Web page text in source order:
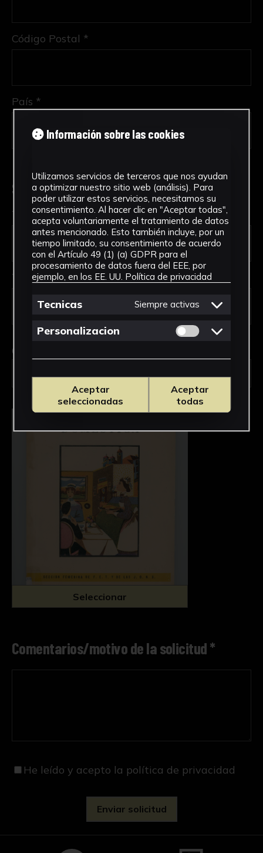
Código Postal *
País *
Solicitud de Servicio
Tipo de solicitud *
Tipo de uso *
Obra en la que está interesado/a
FPED-0114/Economía Doméstica
Seleccionar
Comentarios/motivo de la solicitud *
He leído y acepto la política de privacidad
Información sobre las cookies
Utilizamos servicios de terceros que nos ayudan
a optimizar nuestro sitio web (análisis). Para
poder utilizar estos servicios, necesitamos su
consentimiento. Al hacer clic en "Aceptar todas",
acepta voluntariamente el tratamiento de datos
antes mencionado. Esto también incluye, por un
tiempo limitado, su consentimiento de acuerdo
con el Artículo 49 (1) (a) GDPR para el
procesamiento de datos fuera del EEE, por
ejemplo, en los EE. UU. Política de privacidad
Tecnicas Siempre activas
Personalizacion Permitir cookies
Aceptar
seleccionadas
Aceptar
todas